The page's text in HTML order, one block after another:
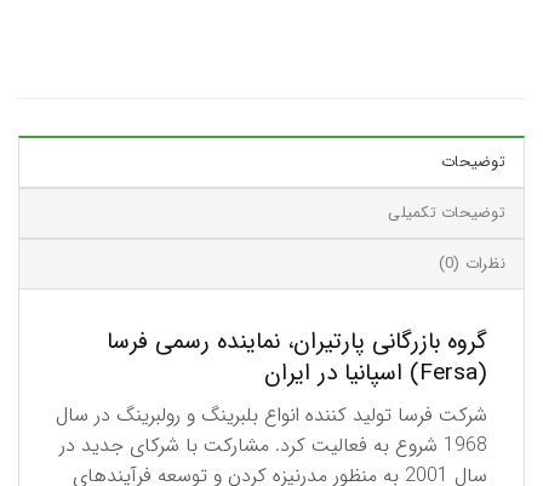
توضیحات
توضیحات تکمیلی
نظرات (0)
گروه بازرگانی پارتیران، نماینده رسمی فرسا
(Fersa) اسپانیا در ایران
شرکت فرسا تولید کننده انواع بلبرینگ و رولبرینگ در سال
1968 شروع به فعالیت کرد. مشارکت با شرکای جدید در
سال 2001 به منظور مدرنیزه کردن و توسعه فرآیندهای